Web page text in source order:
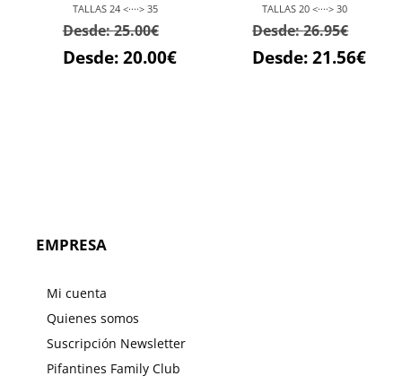
TALLAS 24 <····> 35
Desde:25.00€
Desde:20.00€
TALLAS 20 <····> 30
Desde:26.95€
Desde:21.56€
EMPRESA
Mi cuenta
Quienes somos
Suscripción Newsletter
Pifantines Family Club